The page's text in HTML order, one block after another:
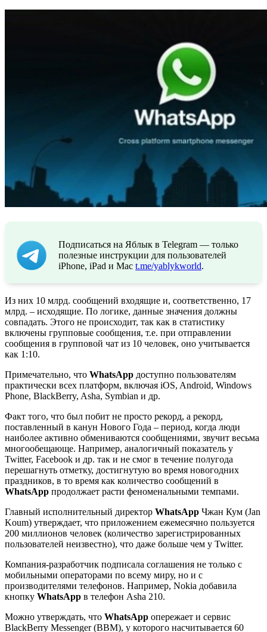
Подписаться на Яблык в Telegram — только
полезные инструкции для пользователей
iPhone, iPad и Mac t.me/yablykworld.
Из них 10 млрд. сообщений входящие и, соответственно, 17
млрд. – исходящие. По логике, данные значения должны
совпадать. Этого не происходит, так как в статистику
включены групповые сообщения, т.е. при отправлении
сообщения в групповой чат из 10 человек, оно учитывается
как 1:10.
Примечательно, что WhatsApp доступно пользователям
практически всех платформ, включая iOS, Android, Windows
Phone, BlackBerry, Asha, Symbian и др.
Факт того, что был побит не просто рекорд, а рекорд,
поставленный в канун Нового Года – период, когда люди
наиболее активно обмениваются сообщениями, звучит весьма
многообещающе. Например, аналогичный показатель у
Twitter, Facebook и др. так и не смог в течение полугода
перешагнуть отметку, достигнутую во время новогодних
праздников, в то время как количество сообщений в
WhatsApp продолжает расти феноменальными темпами.
Главный исполнительный директор WhatsApp Чжан Кум (Jan
Koum) утверждает, что приложением ежемесячно пользуется
200 миллионов человек (количество зарегистрированных
пользователей неизвестно), что даже больше чем у Twitter.
Компания-разработчик подписала соглашения не только с
мобильными операторами по всему миру, но и с
производителями телефонов. Например, Nokia добавила
кнопку WhatsApp в телефон Asha 210.
Можно утверждать, что WhatsApp опережает и сервис
BlackBerry Messenger (BBM), у которого насчитывается 60